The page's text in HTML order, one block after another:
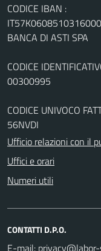
CODICE IBAN :
BANCA DI ASTI SPA
CODICE
00300995
CODICE UNIVOCO
56NVDI
Ufficio relazioni con il
Uffici e orari
Numeri utili
CONTATTI D.P.O.
E-mail: